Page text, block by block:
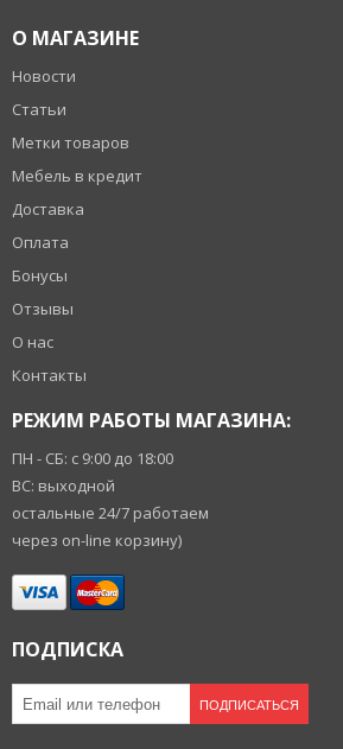
О МАГАЗИНЕ
Новости
Статьи
Метки товаров
Мебель в кредит
Доставка
Оплата
Бонусы
Отзывы
О нас
Контакты
РЕЖИМ РАБОТЫ МАГАЗИНА:
ПН - СБ: с 9:00 до 18:00
ВС: выходной
остальные 24/7 работаем
через on-line корзину)
ПОДПИСКА
ПОДПИСАТЬСЯ